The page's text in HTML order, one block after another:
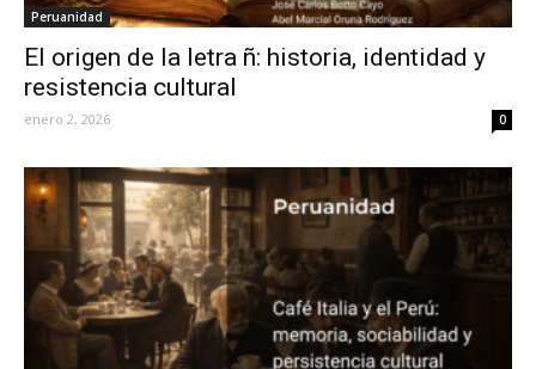
Peruanidad
El origen de la letra ñ: historia, identidad y
resistencia cultural
enero 2, 2026 0